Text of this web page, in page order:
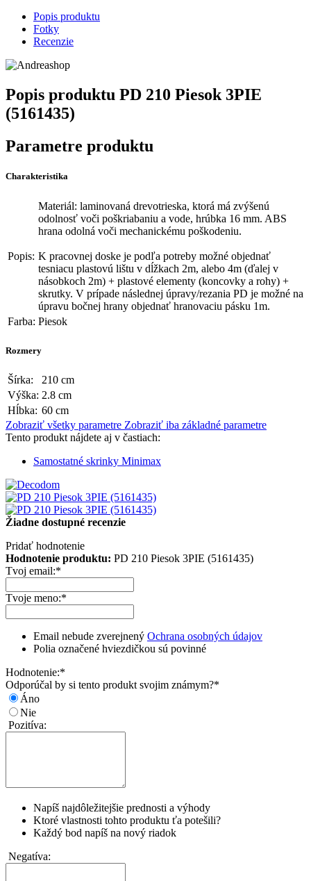
Popis produktu
Fotky
Recenzie
Popis produktu PD 210 Piesok 3PIE
(5161435)
Parametre produktu
Charakteristika
Popis:
Materiál: laminovaná drevotrieska, ktorá má zvýšenú
odolnosť voči poškriabaniu a vode, hrúbka 16 mm. ABS
hrana odolná voči mechanickému poškodeniu.
K pracovnej doske je podľa potreby možné objednať
tesniacu plastovú lištu v dĺžkach 2m, alebo 4m (ďalej v
násobkoch 2m) + plastové elementy (koncovky a rohy) +
skrutky. V prípade následnej úpravy/rezania PD je možné na
úpravu bočnej hrany objednať hranovaciu pásku 1m.
Farba: Piesok
Rozmery
Šírka:
210 cm
Výška: 2.8 cm
Hĺbka: 60 cm
Zobraziť všetky parametre Zobraziť iba základné parametre
Tento produkt nájdete aj v častiach:
Samostatné skrinky Minimax
Žiadne dostupné recenzie
Pridať hodnotenie
Hodnotenie produktu: PD 210 Piesok 3PIE (5161435)
Tvoj email:*
Tvoje meno:*
Email nebude zverejnený Ochrana osobných údajov
Polia označené hviezdičkou sú povinné
Hodnotenie:*
Odporúčal by si tento produkt svojim známym?*
Áno
Nie
Pozitíva:
Napíš najdôležitejšie prednosti a výhody
Ktoré vlastnosti tohto produktu ťa potešili?
Každý bod napíš na nový riadok
Negatíva: